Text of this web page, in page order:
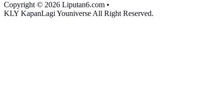
Copyright © 2026 Liputan6.com •
KLY KapanLagi Youniverse All Right Reserved.